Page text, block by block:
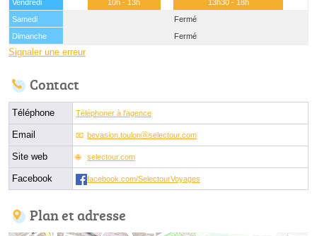
Vendredi
10h - 13h
13h30 - 18h
Samedi
Fermé
Dimanche
Fermé
Signaler une erreur
Contact
Téléphone Téléphoner à l'agence
Email bevasion.toulonⓐselectour.com
Site web selectour.com
Facebook facebook.com/SelectourVoyages
Plan et adresse